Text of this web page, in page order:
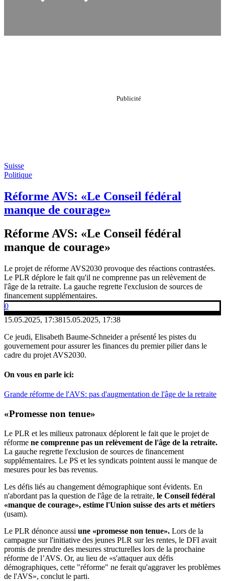
Suisse
Politique
Réforme AVS: «Le Conseil fédéral
manque de courage»
Réforme AVS: «Le Conseil fédéral
manque de courage»
Le projet de réforme AVS2030 provoque des réactions contrastées.
Le PLR déplore le fait qu'il ne comprenne pas un relèvement de
l'âge de la retraite. La gauche regrette l'exclusion de sources de
financement supplémentaires.
0
15.05.2025, 17:3815.05.2025, 17:38
Ce jeudi, Elisabeth Baume-Schneider a présenté les pistes du
gouvernement pour assurer les finances du premier pilier dans le
cadre du projet AVS2030.
On vous en parle ici:
Grande réforme de l'AVS: pas d'augmentation de l'âge de la retraite
«Promesse non tenue»
Le PLR et les milieux patronaux déplorent le fait que le projet de
réforme ne comprenne pas un relèvement de l'âge de la retraite.
La gauche regrette l'exclusion de sources de financement
supplémentaires. Le PS et les syndicats pointent aussi le manque de
mesures pour les bas revenus.
Les défis liés au changement démographique sont évidents. En
n'abordant pas la question de l'âge de la retraite, le Conseil fédéral
«manque de courage», estime l'Union suisse des arts et métiers
(usam).
Le PLR dénonce aussi une «promesse non tenue». Lors de la
campagne sur l'initiative des jeunes PLR sur les rentes, le DFI avait
promis de prendre des mesures structurelles lors de la prochaine
réforme de l’AVS. Or, au lieu de «s'attaquer aux défis
démographiques, cette "réforme" ne ferait qu'aggraver les problèmes
de l'AVS», conclut le parti.